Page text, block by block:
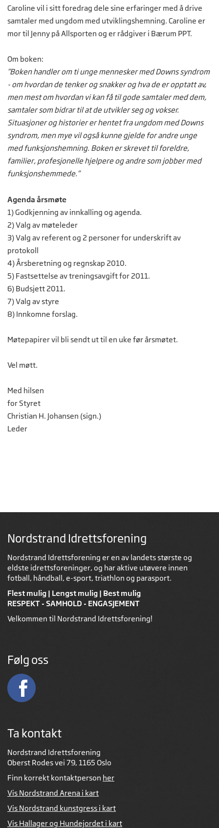
Caroline vil i sitt foredrag dele sine erfaringer med å drive
samtaler med ungdom med utviklingshemning. Caroline er
mor til Jenny på Allsporten og er rådgiver i Bærum PPT.
Om boken:
”Boken handler om ti unge mennesker med Downs syndrom
- om hvordan de tenker og snakker og hva de er opptatt av,
men mest om hvordan vi kan få til gode samtaler med dem,
samtaler som bidrar til at de utvikler seg og vokser.
Situasjoner og historier er hentet fra ungdom med Downs
syndrom, men mye vil også kunne gjelde for andre unge
med funksjonshemning. Boken er skrevet til foreldre,
familier, profesjonelle hjelpere og andre som jobber med
funksjonshemmede.”
Agenda årsmøte
1) Godkjenning av innkalling og agenda.
2) Valg av møteleder
3) Valg av referent og 2 personer for underskrift av
protokoll
4) Årsberetning og regnskap 2010.
5) Fastsettelse av treningsavgift for 2011.
6) Budsjett 2011.
7) Valg av styre
8) Innkomne forslag.
Møtepapirer vil bli sendt ut til en uke før årsmøtet.
Vel møtt.
Med hilsen
for Styret
Christian H. Johansen (sign.)
Leder
Nordstrand Idrettsforening
Nordstrand Idrettsforening er en av landets største og
eldste idrettsforeninger, og har aktive utøvere innen
fotball, håndball, e-sport, triathlon og parasport.
Flest mulig | Lengst mulig | Best mulig
RESPEKT - SAMHOLD - ENGASJEMENT
Velkommen til Nordstrand Idrettsforening!
Følg oss
Ta kontakt
Nordstrand Idrettsforening
Oberst Rodes vei 79, 1165 Oslo
Finn korrekt kontaktperson her
Vis Nordstrand Arena i kart
Vis Nordstrand kunstgress i kart
Vis Hallager og Hundejordet i kart